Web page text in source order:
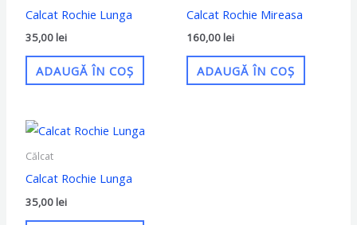
Calcat Rochie Lunga
35,00 lei
ADAUGĂ ÎN COȘ
Calcat Rochie Mireasa
160,00 lei
ADAUGĂ ÎN COȘ
Călcat
Calcat Rochie Lunga
35,00lei